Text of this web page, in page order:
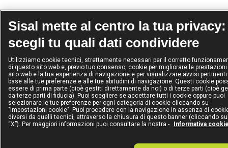
Sisal mette al centro la tua privacy:
scegli tu quali dati condividere
Utilizziamo cookie tecnici, strettamente necessari per il corretto
di questo sito web e, previo tuo consenso, cookie per migliorare le
sito web e la tua esperienza di navigazione e per visualizzare avvisi pertinenti
base alle tue preferenze e alle tue abitudini di navigazione. Questi cookie
essere di prima parte (cioè gestiti direttamente da noi) o di terze parti (cioè
da terze parti di fiducia). Puoi scegliere se accettare tutti i cookie oppure puoi
selezionare le tue preferenze per ogni categoria di cookie cliccando su
"Impostazioni cookie". Puoi procedere con la navigazione in assenza di
diversi da quelli tecnici, attraverso la chiusura di questo banner (cliccando
“X”). Per maggiori informazioni puoi consultare la nostra -
Informativa